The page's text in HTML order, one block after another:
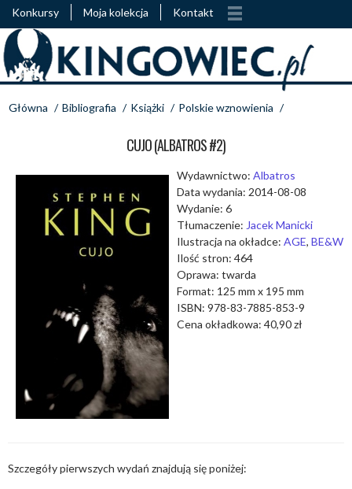
Konkursy Moja kolekcja Kontakt
Główna / Bibliografia / Książki / Polskie wznowienia /
CUJO (ALBATROS #2)
Wydawnictwo: Albatros
Data wydania: 2014-08-08
Wydanie: 6
Tłumaczenie: Jacek Manicki
Ilustracja na okładce: AGE, BE&W
Ilość stron: 464
Oprawa: twarda
Format: 125 mm x 195 mm
ISBN: 978-83-7885-853-9
Cena okładkowa: 40,90 zł
Szczegóły pierwszych wydań znajdują się poniżej: